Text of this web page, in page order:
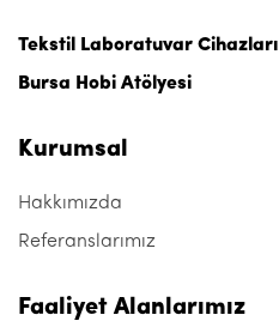
Tekstil Laboratuvar Cihazları
Bursa Hobi Atölyesi
Kurumsal
Hakkımızda
Referanslarımız
Faaliyet Alanlarımız